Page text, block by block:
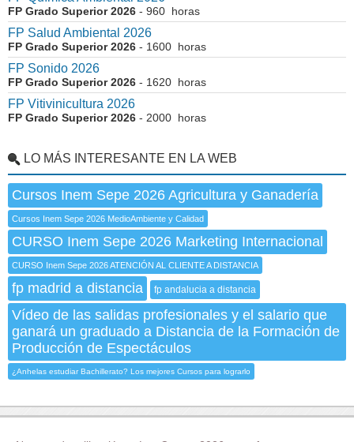
FP Grado Superior 2026 - 960 horas
FP Salud Ambiental 2026
FP Grado Superior 2026 - 1600 horas
FP Sonido 2026
FP Grado Superior 2026 - 1620 horas
FP Vitivinicultura 2026
FP Grado Superior 2026 - 2000 horas
LO MÁS INTERESANTE EN LA WEB
Cursos Inem Sepe 2026 Agricultura y Ganadería
Cursos Inem Sepe 2026 MedioAmbiente y Calidad
CURSO Inem Sepe 2026 Marketing Internacional
CURSO Inem Sepe 2026 ATENCIÓN AL CLIENTE A DISTANCIA
fp madrid a distancia fp andalucia a distancia
Vídeo de las salidas profesionales y el salario que
ganará un graduado a Distancia de la Formación de
Producción de Espectáculos
¿Anhelas estudiar Bachillerato? Los mejores Cursos para lograrlo